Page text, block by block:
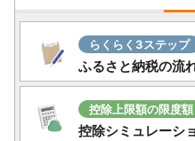
らくらく3ステップ
ふるさと納税の流
控除上限額の限度
控除シミュレーシ